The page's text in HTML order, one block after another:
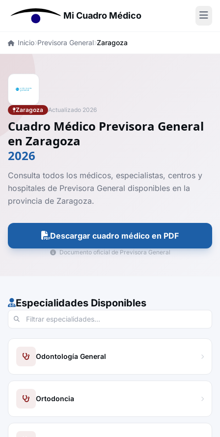
Mi Cuadro Médico
Inicio Previsora General Zaragoza
Zaragoza Actualizado 2026
Cuadro Médico Previsora General
en Zaragoza
2026
Consulta todos los médicos, especialistas, centros y
hospitales de Previsora General disponibles en la
provincia de Zaragoza.
Descargar cuadro médico en PDF
Documento oficial de Previsora General
Especialidades Disponibles
Odontología General
Ortodoncia